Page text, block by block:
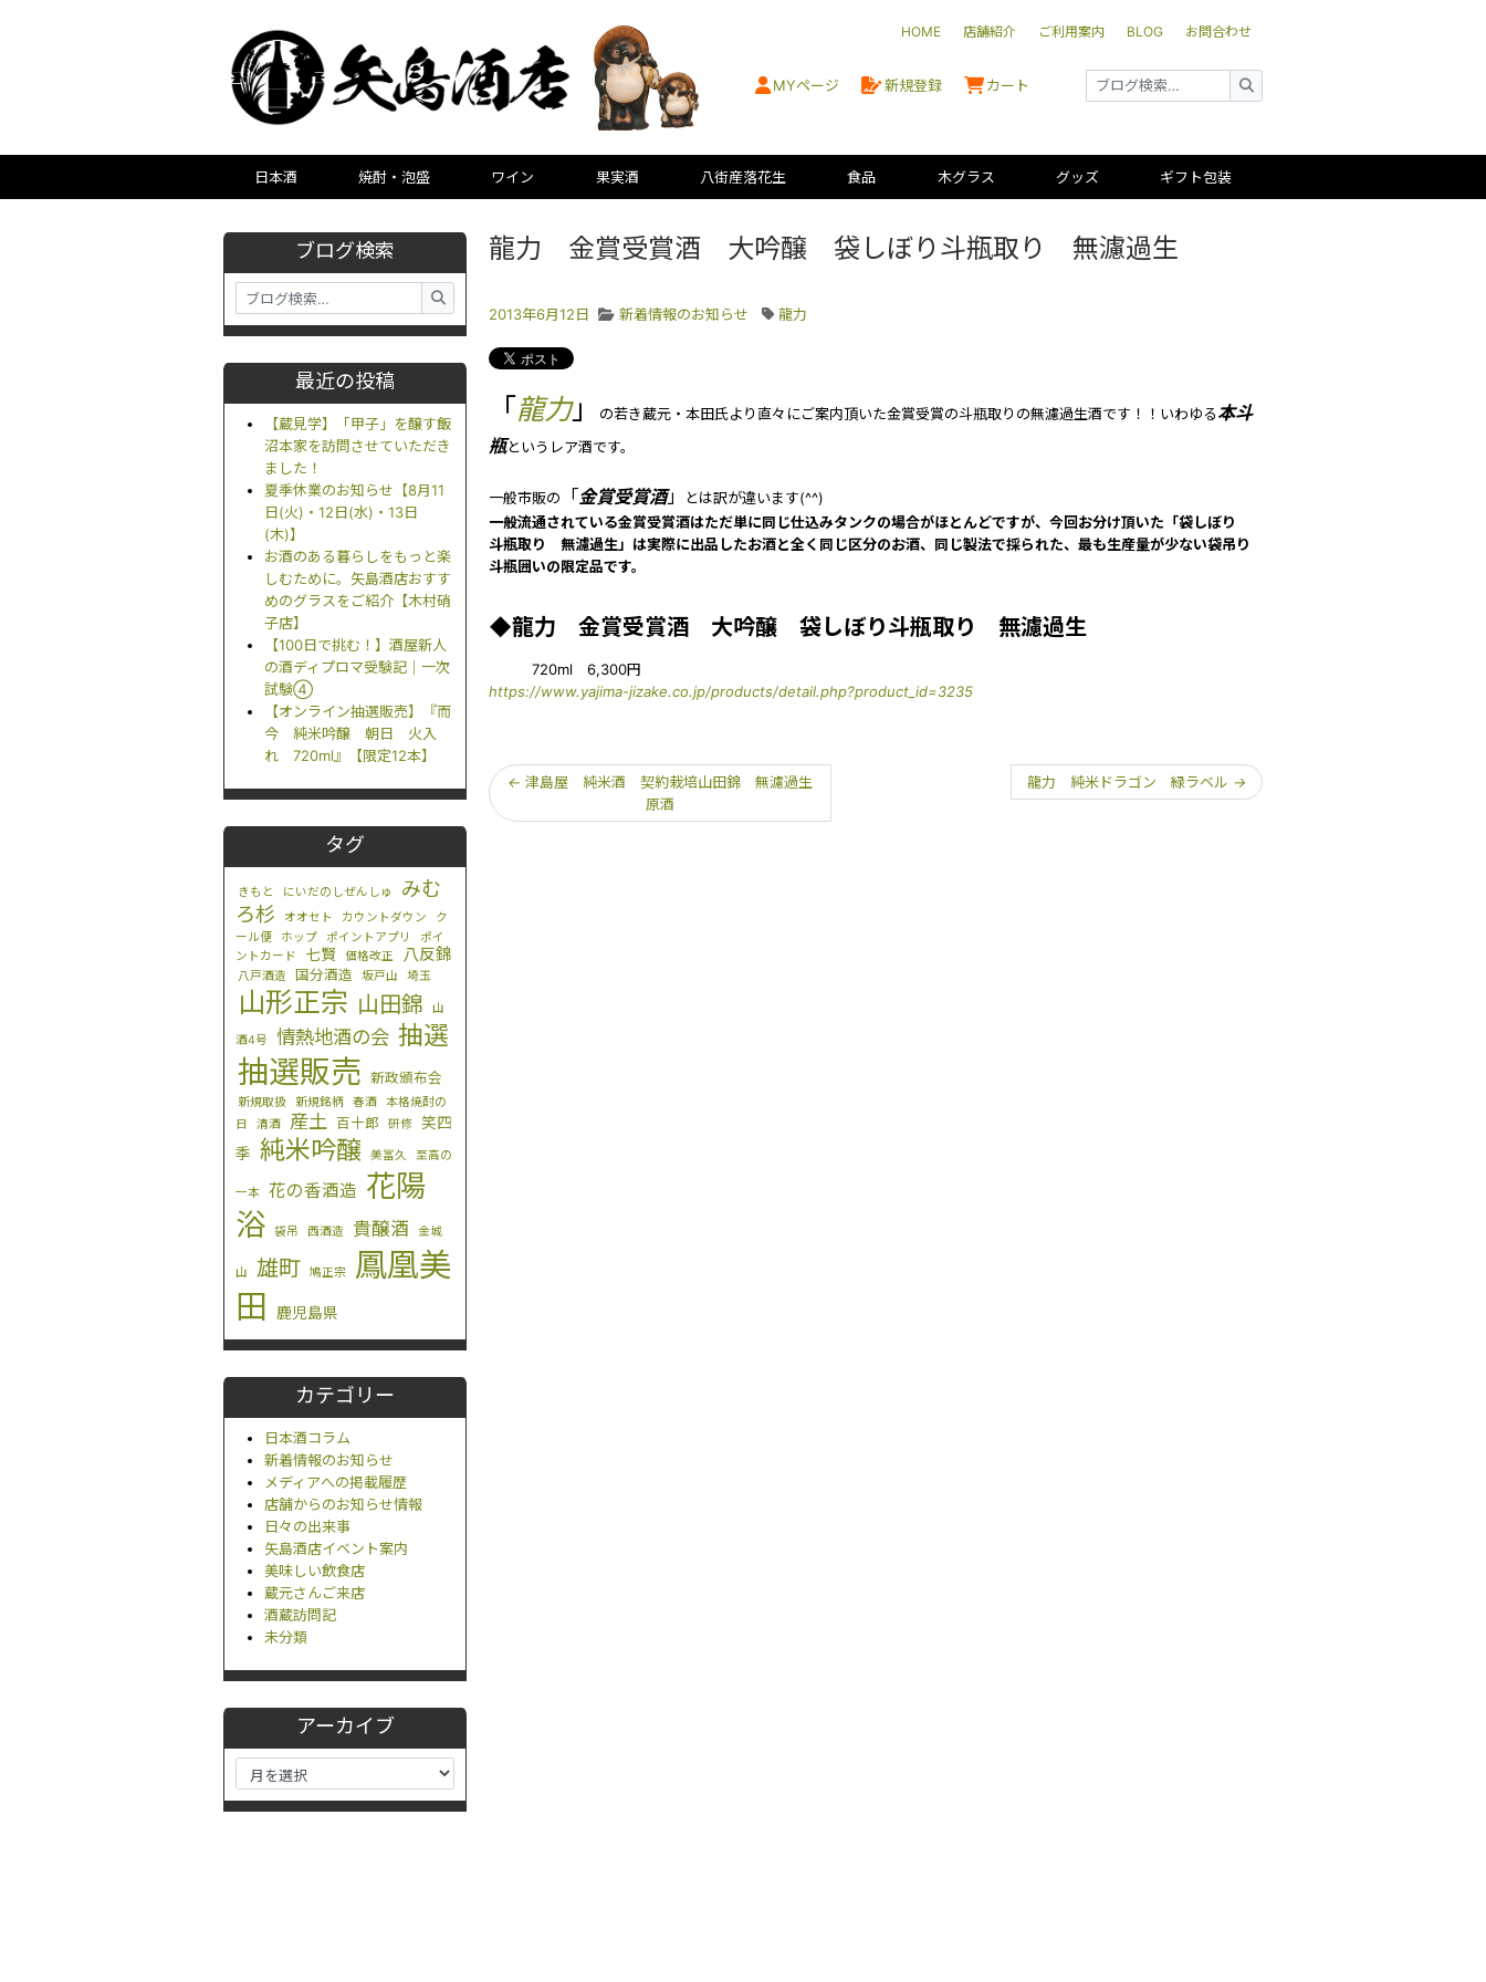
HOME 店舗紹介 ご利用案内 BLOG お問合わせ
MYページ 新規登録 カート
日本酒 焼酎・泡盛 ワイン 果実酒 八街産落花生 食品 木グラス グッズ ギフト包装
ブログ検索
最近の投稿
【蔵見学】「甲子」を醸す飯
沼本家を訪問させていただき
ました！
夏季休業のお知らせ【8月11
日(火)・12日(水)・13日
(木)】
お酒のある暮らしをもっと楽
しむために。矢島酒店おすす
めのグラスをご紹介【木村硝
子店】
【100日で挑む！】酒屋新人
の酒ディプロマ受験記｜一次
試験④
【オンライン抽選販売】『而
今 純米吟醸 朝日 火入
れ 720ml』【限定12本】
タグ
きもと にいだのしぜんしゅ
みむ
ろ杉
オオセト カウントダウン
ク
ール便
ホップ ポイントアプリ
ポイ
ントカード
七賢 価格改正 八反錦
八戸酒造 国分酒造 坂戸山 埼玉
山形正宗 山田錦 山
酒4号 情熱地酒の会 抽選
抽選販売 新政頒布会
新規取扱 新規銘柄 春酒
本格焼酎の
日
清酒 産土 百十郎 研修
笑四
季 純米吟醸 美冨久 至高の
一本 花の香酒造 花陽
浴
袋吊 西酒造 貴醸酒 金城
山 雄町 鳩正宗
鳳凰美
田
鹿児島県
カテゴリー
日本酒コラム
新着情報のお知らせ
メディアへの掲載履歴
店舗からのお知らせ情報
日々の出来事
矢島酒店イベント案内
美味しい飲食店
蔵元さんご来店
酒蔵訪問記
未分類
アーカイブ
龍力 金賞受賞酒 大吟醸 袋しぼり斗瓶取り 無濾過生
2013年6月12日 新着情報のお知らせ 龍力
「龍力」 の若き蔵元・本田氏より直々にご案内頂いた金賞受賞の斗瓶取りの無濾過生酒です！！いわゆる本斗
瓶というレア酒です。
一般市販の 「金賞受賞酒」
とは訳が違います(^^)
一般流通されている金賞受賞酒はただ単に同じ仕込みタンクの場合がほとんどですが、今回お分け頂いた「袋しぼり
斗瓶取り 無濾過生」は実際に出品したお酒と全く同じ区分のお酒、同じ製法で採られた、最も生産量が少ない袋吊り
斗瓶囲いの限定品です。
◆龍力 金賞受賞酒 大吟醸 袋しぼり斗瓶取り 無濾過生
720ml 6,300円
https://www.yajima-jizake.co.jp/products/detail.php?product_id=3235
← 津島屋 純米酒 契約栽培山田錦 無濾過生
原酒
龍力 純米ドラゴン 緑ラベル →